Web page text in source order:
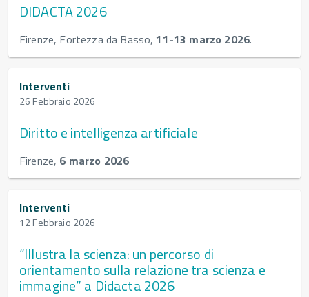
DIDACTA 2026
Firenze, Fortezza da Basso, 11-13 marzo 2026.
Interventi
26 Febbraio 2026
Diritto e intelligenza artificiale
Firenze, 6 marzo 2026
Interventi
12 Febbraio 2026
“Illustra la scienza: un percorso di
orientamento sulla relazione tra scienza e
immagine” a Didacta 2026